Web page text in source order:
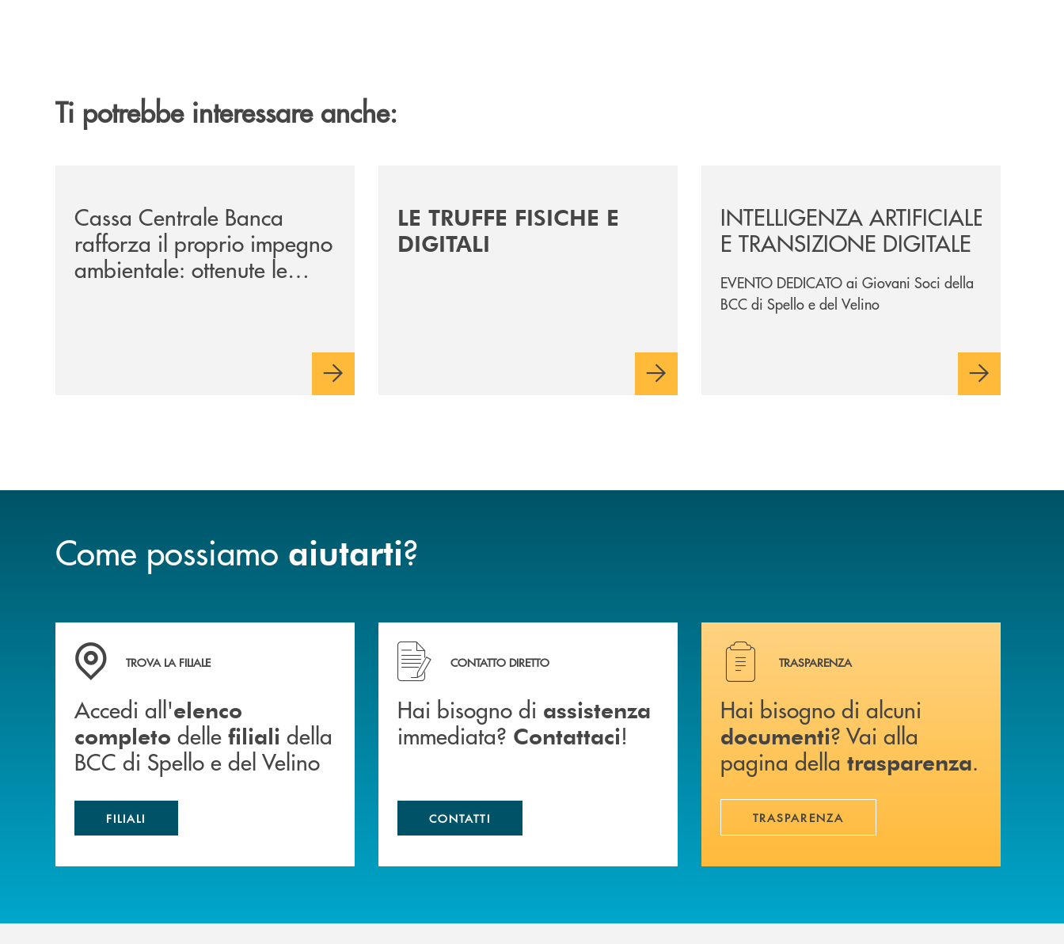
Ti potrebbe interessare anche:
Cassa Centrale Banca
rafforza il proprio impegno
ambientale: ottenute le
LE TRUFFE FISICHE E
DIGITALI
INTELLIGENZA ARTIFICIALE
E TRANSIZIONE DIGITALE
EVENTO DEDICATO ai Giovani Soci della
BCC di Spello e del Velino
Come possiamo aiutarti?
Accedi all' elenco completo delle filiali della BCC di Spello e del Velino
TROVA LA FILIALE
Accedi all'elenco
completo delle filiali della
BCC di Spello e del Velino
FILIALI
Hai bisogno di assistenza immediata? Contattaci !
CONTATTO DIRETTO
Hai bisogno di assistenza
immediata? Contattaci!
CONTATTI
Hai bisogno di alcuni documenti ? Vai alla pagina della
TRASPARENZA
Hai bisogno di alcuni
documenti? Vai alla
pagina della trasparenza.
TRASPARENZA